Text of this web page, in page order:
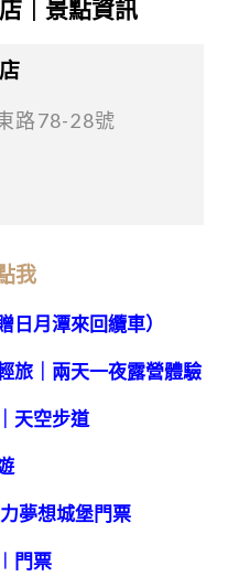
｜景點資訊
路78-28號
我
日月潭來回纜車）
旅｜兩天一夜露營體驗
天空步道
夢想城堡門票
門票